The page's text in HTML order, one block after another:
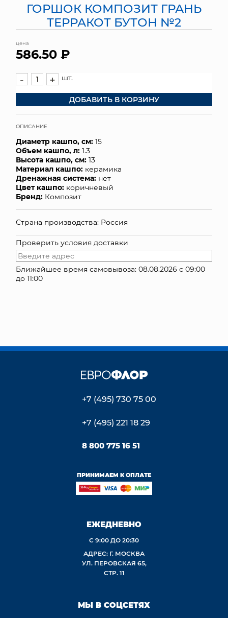
СУНДУКИ
ТОРГОВЫЙ ЦЕНТР
ДОСТАВКА И ОПЛАТА
ГОРШОК КОМПОЗИТ ГРАНЬ
ТЕРРАКОТ БУТОН №2
цена
586.50 ₽
- + шт.
ДОБАВИТЬ В КОРЗИНУ
ОПИСАНИЕ
Диаметр кашпо, см: 15
Объем кашпо, л: 1.3
Высота кашпо, см: 13
Материал кашпо: керамика
Дренажная система: нет
Цвет кашпо: коричневый
Бренд: Композит
Страна производства: Россия
Проверить условия доставки
Ближайшее время самовывоза: 08.08.2026 с 09:00
до 11:00
+7 (495) 730 75 00
+7 (495) 221 18 29
8 800 775 16 51
ПРИНИМАЕМ К ОПЛАТЕ
ЕЖЕДНЕВНО
С 9:00 ДО 20:30
АДРЕС: Г. МОСКВА
УЛ. ПЕРОВСКАЯ 65,
СТР. 11
МЫ В СОЦСЕТЯХ